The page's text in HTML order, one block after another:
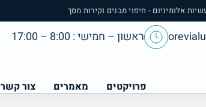
אלומיניום - חיפוי מבנים וקירות מסך
ראשון – חמישי : 8:00 – 17:00
פרויקטים מאמרים צור קשר